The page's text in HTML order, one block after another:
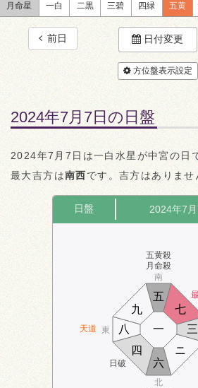
月命星 一白 二黒 三碧 四緑 五黄
前日 日付変更
方位盤表示設定
2024年7月7日の日盤
2024年7月7日は一白水星が中宮の日
最大吉方は南西です。吉方はありませ
日盤 2024年7
五黄殺
月命殺
天道
日破
南
北
東
六
七
八
九
一
ニ
三
四
五